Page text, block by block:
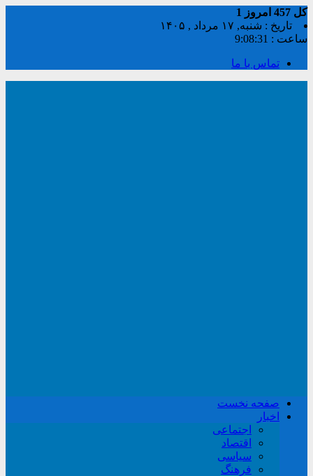
کل امروز
1
تاریخ : شنبه, ۱۷ مرداد , ۱۴۰۵
ساعت : 9:08:32
تماس با ما
صفحه نخست
اخبار
اجتماعی
اقتصاد
سیاسی
فرهنگ